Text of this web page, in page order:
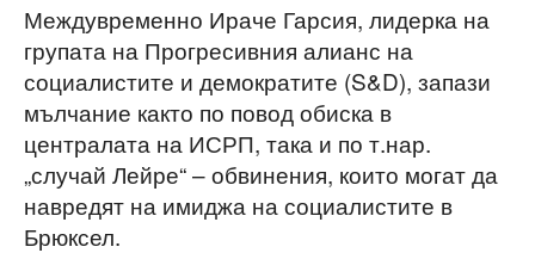
Междувременно Ираче Гарсия, лидерка на
групата на Прогресивния алианс на
социалистите и демократите (S&D), запази
мълчание както по повод обиска в
централата на ИСРП, така и по т.нар.
„случай Лейре“ – обвинения, които могат да
навредят на имиджа на социалистите в
Брюксел.